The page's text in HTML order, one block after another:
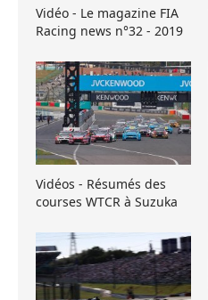
Vidéo - Le magazine FIA
Racing news n°32 - 2019
Vidéos - Résumés des
courses WTCR à Suzuka